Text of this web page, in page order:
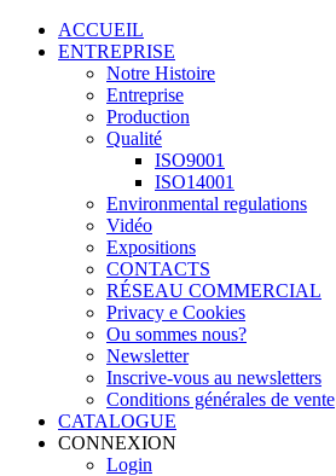
ACCUEIL
ENTREPRISE
Notre Histoire
Entreprise
Production
Qualité
ISO9001
ISO14001
Environmental regulations
Vidéo
Expositions
CONTACTS
RÉSEAU COMMERCIAL
Privacy e Cookies
Ou sommes nous?
Newsletter
Inscrive-vous au newsletters
Conditions générales de vente
CATALOGUE
CONNEXION
Login